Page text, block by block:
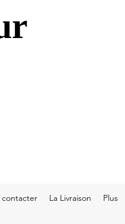
contacter La Livraison Plus